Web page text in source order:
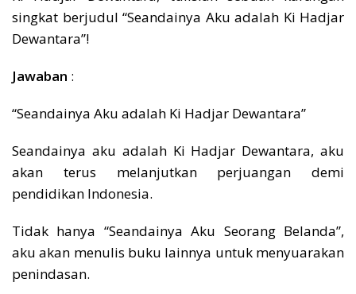
singkat berjudul “Seandainya Aku adalah Ki Hadjar
Dewantara”!
Jawaban :
“Seandainya Aku adalah Ki Hadjar Dewantara”
Seandainya aku adalah Ki Hadjar Dewantara, aku
akan terus melanjutkan perjuangan demi
pendidikan Indonesia.
Tidak hanya “Seandainya Aku Seorang Belanda”,
aku akan menulis buku lainnya untuk menyuarakan
penindasan.